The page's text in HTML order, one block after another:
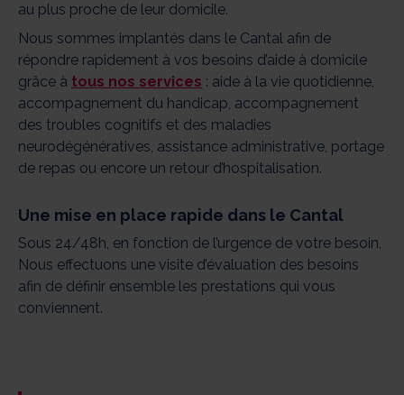
au plus proche de leur domicile.
Nous sommes implantés dans le Cantal afin de
répondre rapidement à vos besoins d’aide à domicile
grâce à tous nos services : aide à la vie quotidienne,
accompagnement du handicap, accompagnement
des troubles cognitifs et des maladies
neurodégénératives, assistance administrative, portage
de repas ou encore un retour d’hospitalisation.
Une mise en place rapide dans le Cantal
Sous 24/48h, en fonction de l’urgence de votre besoin,
Nous effectuons une visite d’évaluation des besoins
afin de définir ensemble les prestations qui vous
conviennent.